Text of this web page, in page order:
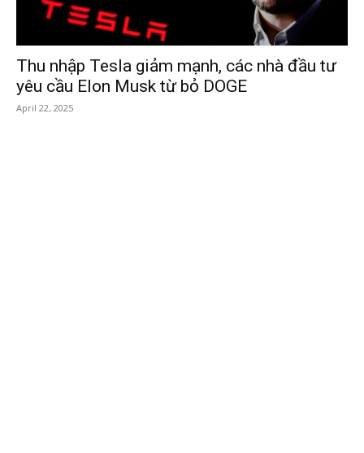
Thu nhập Tesla giảm mạnh, các nhà đầu tư
yêu cầu Elon Musk từ bỏ DOGE
April 22, 2025